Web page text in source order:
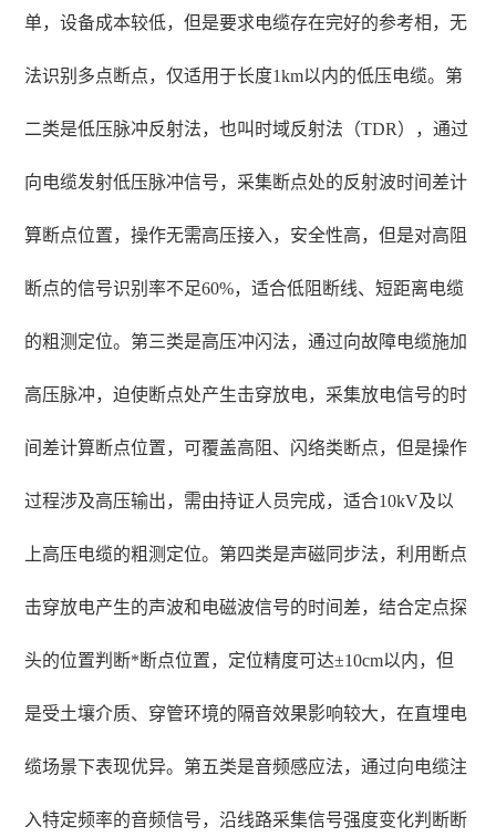
单，设备成本较低，但是要求电缆存在完好的参考相，无
法识别多点断点，仅适用于长度1km以内的低压电缆。第
二类是低压脉冲反射法，也叫时域反射法（TDR），通过
向电缆发射低压脉冲信号，采集断点处的反射波时间差计
算断点位置，操作无需高压接入，安全性高，但是对高阻
断点的信号识别率不足60%，适合低阻断线、短距离电缆
的粗测定位。第三类是高压冲闪法，通过向故障电缆施加
高压脉冲，迫使断点处产生击穿放电，采集放电信号的时
间差计算断点位置，可覆盖高阻、闪络类断点，但是操作
过程涉及高压输出，需由持证人员完成，适合10kV及以
上高压电缆的粗测定位。第四类是声磁同步法，利用断点
击穿放电产生的声波和电磁波信号的时间差，结合定点探
头的位置判断*断点位置，定位精度可达±10cm以内，但
是受土壤介质、穿管环境的隔音效果影响较大，在直埋电
缆场景下表现优异。第五类是音频感应法，通过向电缆注
入特定频率的音频信号，沿线路采集信号强度变化判断断